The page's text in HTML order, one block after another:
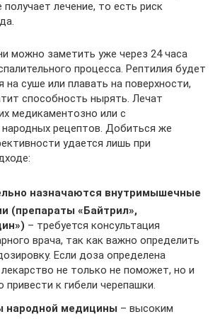
лечение, то есть риск
можно заметить уже через 24 часа
процесса. Рептилия будет
на суше или плавать на поверхности,
способность нырять. Лечат
медикаментозно или с
рецептов. Добиться же
удается лишь при
назначаются внутримышечные
(препараты «Байтрил»,
– требуется консультация
врача, так как важно определить
Если доза определена
лекарство не только не поможет, но и
привести к гибели черепашки.
народной медицины – высоким